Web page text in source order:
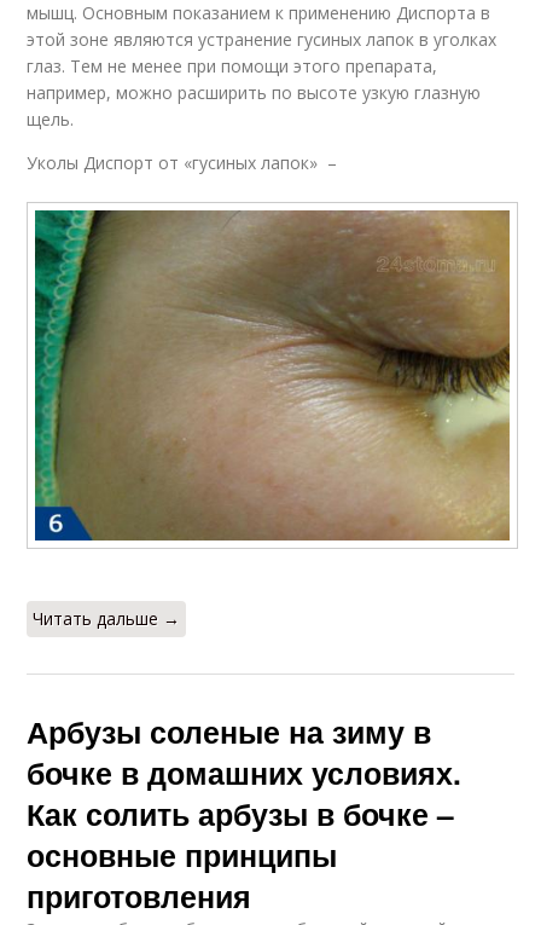
мышц. Основным показанием к применению Диспорта в
этой зоне являются устранение гусиных лапок в уголках
глаз. Тем не менее при помощи этого препарата,
например, можно расширить по высоте узкую глазную
щель.
Уколы Диспорт от «гусиных лапок» –
Читать дальше →
Арбузы соленые на зиму в
бочке в домашних условиях.
Как солить арбузы в бочке –
основные принципы
приготовления